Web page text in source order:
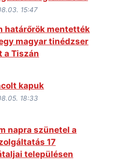
15:47
határőrök mentették
magyar tinédzser
a Tiszán
kapuk
18:33
napra szünetel a
17
településen